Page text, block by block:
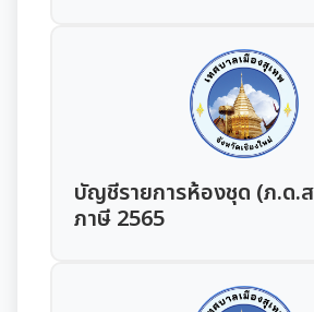
ผลการคัดเลือกพนักงานผู้มีคุณธ
ซักซ้อมแนวทางปฏิบัติการใช้รถย
การขับเคลื่อนจริยธรรม
องค์กรสุขภาวะ (Happy
รายงานผลการดำเนินการองค์กร
การมีส่วนร่วมของผู้บริหาร
การเปิดโอกาสให้มีการส่วนร่วมใน
ภารกิจของหน่วยงาน
การประเมินความเสี่ยงการทุจริต
รายงานผลการดำเนินงานตามนโ
หลักเกณฑ์การรับทรัพย์สินหรือปร
ธรรมจรรยาของเจ้าพนักงานของรัฐ
รายงานผลการดำเนินการเพื่อส่ง
ความโปร่งใสภายในหน่วยงานประจ
มาตรการส่งเสริมความโปร่งใสใน
กฏหมายที่เกี่ยวข้อง
รายรับ-รายจ่ายประจำเดือน
งบแสดงฐานะการเงินประจำปี
ข้อมูลการดำเนินงานอื่นๆ
รายงานการประเมินประสิทธิภาพ
รายงานการประชุมต่างๆ
บัญชีรายการห้องชุด (ภ.ด.
ภาษี 2565